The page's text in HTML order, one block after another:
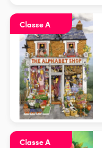
Classe A
Classe A